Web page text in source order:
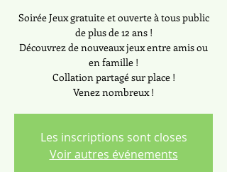
Soirée Jeux gratuite et ouverte à tous public
de plus de 12 ans !
Découvrez de nouveaux jeux entre amis ou
en famille !
Collation partagé sur place !
Venez nombreux !
Les inscriptions sont closes
Voir autres événements